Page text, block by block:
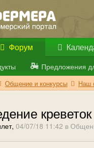
Форум
Предложения
Общение и конкурсы Наш
креветок
04/07/18 11:42 в